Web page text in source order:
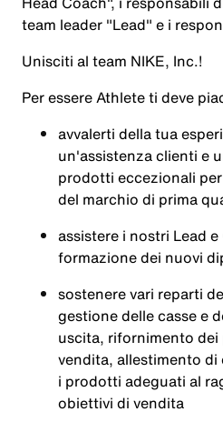
team leader "Lead" e i
Unisciti al team NIKE, Inc.!
Per essereAthleteti deve
avvalerti della tua
un'assistenza clienti e
prodotti eccezionali
del marchio di prima
assistere i nostri Lead
formazione dei nuovi
sostenere vari reparti
gestione delle casse e
uscita, rifornimento
vendita, allestimento
i prodotti adeguati al
obiettivi di vendita